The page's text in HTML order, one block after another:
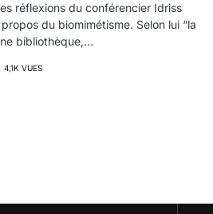
réflexions du conférencier Idriss
du biomimétisme. Selon lui “la
bibliothèque,…
4,1K VUES